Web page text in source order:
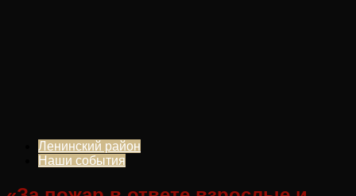
Ленинский район
Наши события